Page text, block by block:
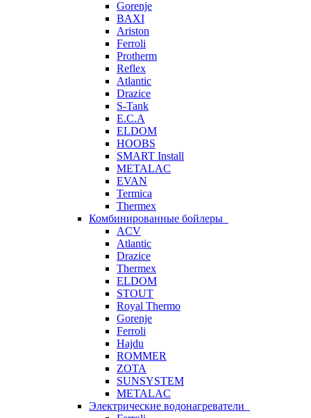
Gorenje
BAXI
Ariston
Ferroli
Protherm
Reflex
Atlantic
Drazice
S-Tank
E.C.A
ELDOM
HOOBS
SMART Install
METALAC
EVAN
Termica
Thermex
Комбинированные бойлеры
ACV
Atlantic
Drazice
Thermex
ELDOM
STOUT
Royal Thermo
Gorenje
Ferroli
Hajdu
ROMMER
ZOTA
SUNSYSTEM
METALAC
Электрические водонагреватели